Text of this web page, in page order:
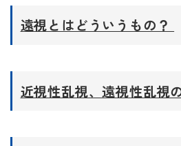
遠視とはどういうもの？
近視性乱視、遠視性乱視